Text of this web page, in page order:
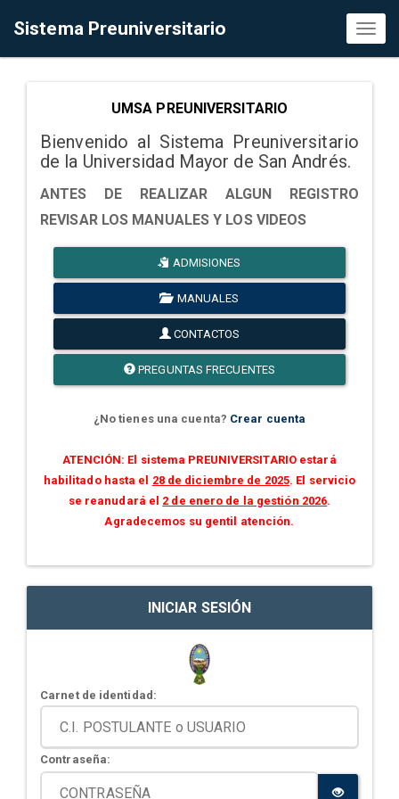
Sistema Preuniversitario
UMSA PREUNIVERSITARIO
Bienvenido al Sistema Preuniversitario
de la Universidad Mayor de San Andrés.
ANTES DE REALIZAR ALGUN REGISTRO
REVISAR LOS MANUALES Y LOS VIDEOS
ADMISIONES
MANUALES
CONTACTOS
PREGUNTAS FRECUENTES
¿No tienes una cuenta? Crear cuenta
ATENCIÓN: El sistema PREUNIVERSITARIO estará
habilitado hasta el 28 de diciembre de 2025. El servicio
se reanudará el 2 de enero de la gestión 2026.
Agradecemos su gentil atención.
INICIAR SESIÓN
Carnet de identidad:
Contraseña: